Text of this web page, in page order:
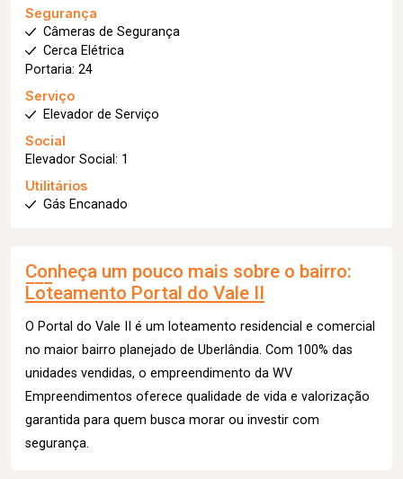
Segurança
Câmeras de Segurança
Cerca Elétrica
Portaria: 24
Serviço
Elevador de Serviço
Social
Elevador Social: 1
Utilitários
Gás Encanado
Conheça um pouco mais sobre o bairro:
Loteamento Portal do Vale II
O Portal do Vale II é um loteamento residencial e comercial
no maior bairro planejado de Uberlândia. Com 100% das
unidades vendidas, o empreendimento da WV
Empreendimentos oferece qualidade de vida e valorização
garantida para quem busca morar ou investir com
segurança.